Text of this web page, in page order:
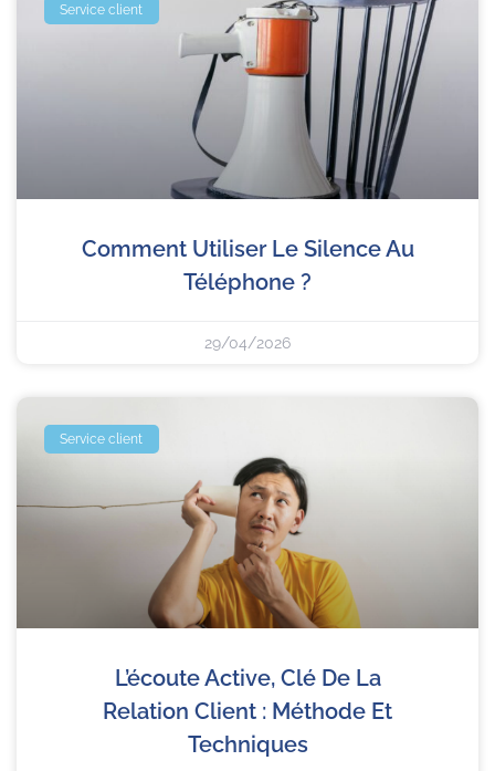
Service client
Comment Utiliser Le Silence Au
Téléphone ?
29/04/2026
Service client
L’écoute Active, Clé De La
Relation Client : Méthode Et
Techniques